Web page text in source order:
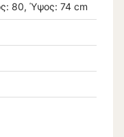
80, Ύψος: 74 cm